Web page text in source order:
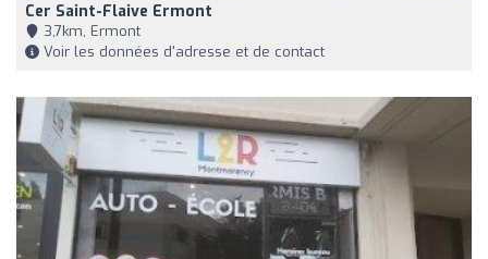
Cer Saint-Flaive Ermont
3,7km, Ermont
Voir les données d'adresse et de contact